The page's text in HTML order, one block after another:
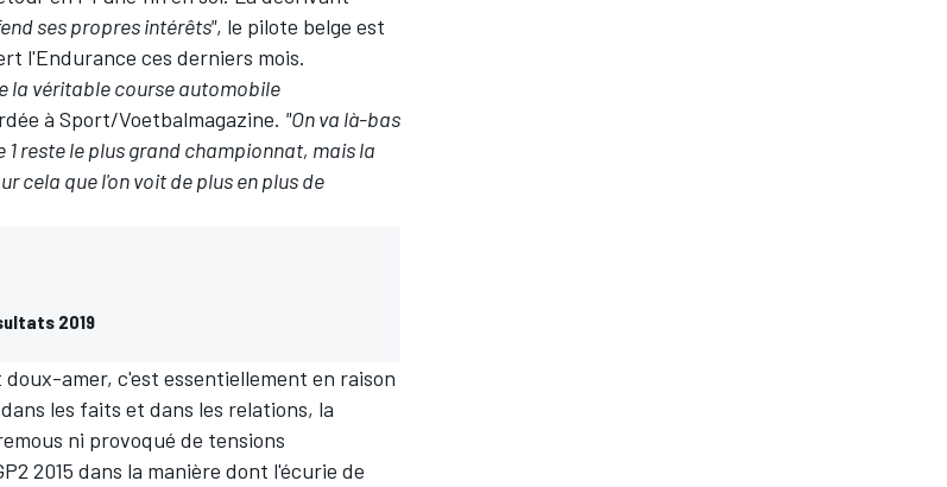
ses propres intérêts", le pilote belge est
l'Endurance ces derniers mois.
la véritable course automobile
à Sport/Voetbalmagazine. "On va là-bas
reste le plus grand championnat, mais la
cela que l'on voit de plus en plus de
2019
amer, c'est essentiellement en raison
les faits et dans les relations, la
ni provoqué de tensions
2015 dans la manière dont l'écurie de